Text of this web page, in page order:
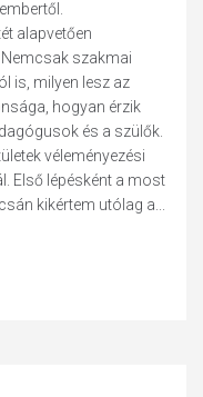
alapvetően
szakmai
is, milyen lesz az
hogyan érzik
és a szülők.
véleményezési
Első lépésként a most
kikértem utólag a...